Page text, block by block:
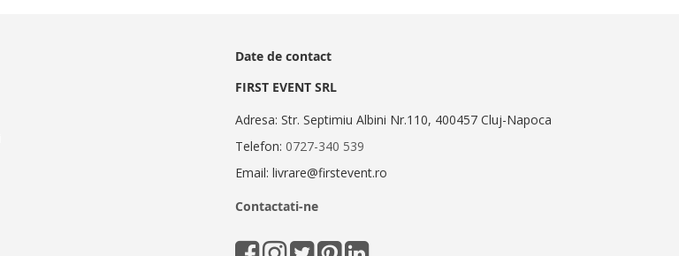
Date de contact
FIRST EVENT SRL
Adresa: Str. Septimiu Albini Nr.110, 400457 Cluj-Napoca
Telefon:0727-340 539
Email: livrare@firstevent.ro
Contactati-ne